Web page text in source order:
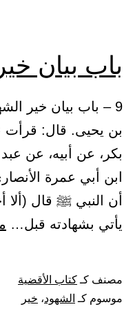
باب بيان
بن يحيى. قال: قرأت
بكر، عن أبيه، عن
ابن أبي عمرة
أن النبي ﷺ قال (ألا
يأتي بشهادته قبل…
مصنف كـ كتاب الأقضية
موسوم كـ الشهود، خير